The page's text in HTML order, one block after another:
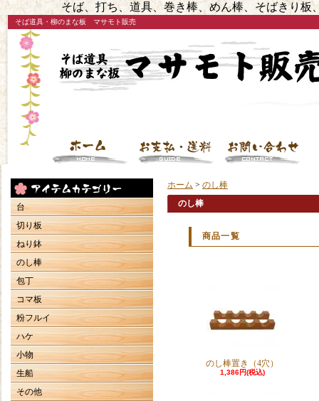
そば、打ち、道具、巻き棒、めん棒、そばきり板
そば道具・柳のまな板 マサモト販売
台
切り板
ねり鉢
のし棒
包丁
コマ板
粉フルイ
ハケ
小物
生船
その他
ホーム > のし棒
のし棒
商品一覧
のし棒置き（4穴）
1,386円(税込)